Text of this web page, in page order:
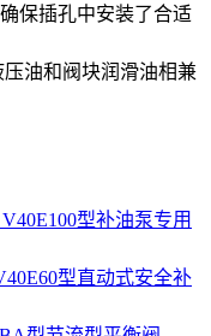
保插孔中安装了合适
油和阀块润滑油相兼
V40E100型补油泵专用
型直动式安全补